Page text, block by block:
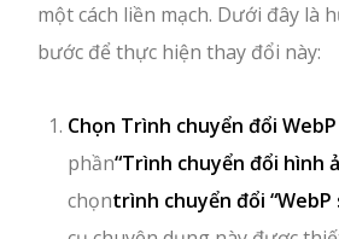
một cách liền mạch. Dưới đây là
bước để thực hiện thay đổi này:
Chọn Trình chuyển đổi WebP
phần“Trình chuyển đổi hình
chọntrình chuyển đổi “WebP